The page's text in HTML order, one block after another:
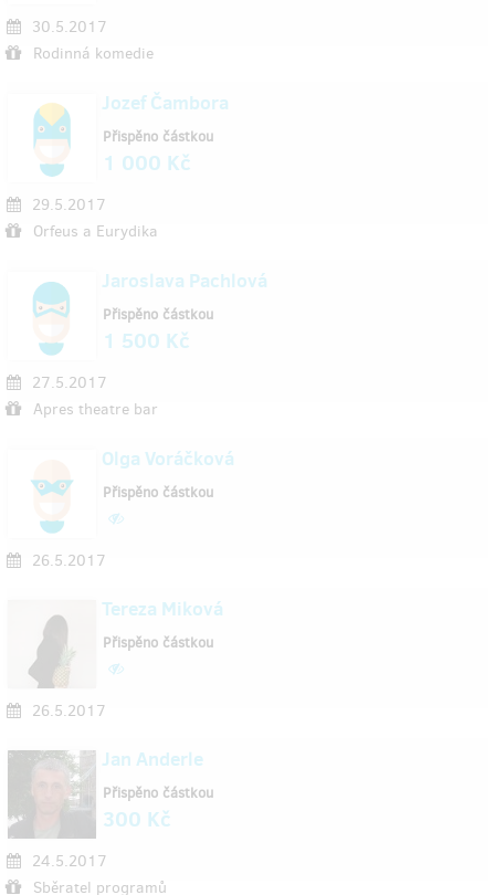
30.5.2017
Rodinná komedie
Jozef Čambora
29.5.2017
Orfeus a Eurydika
Přispěno částkou
1 000 Kč
Jaroslava Pachlová
27.5.2017
Apres theatre bar
Přispěno částkou
1 500 Kč
Olga Voráčková
26.5.2017
Přispěno částkou
Tereza Miková
26.5.2017
Přispěno částkou
Jan Anderle
24.5.2017
Sběratel programů
Přispěno částkou
300 Kč